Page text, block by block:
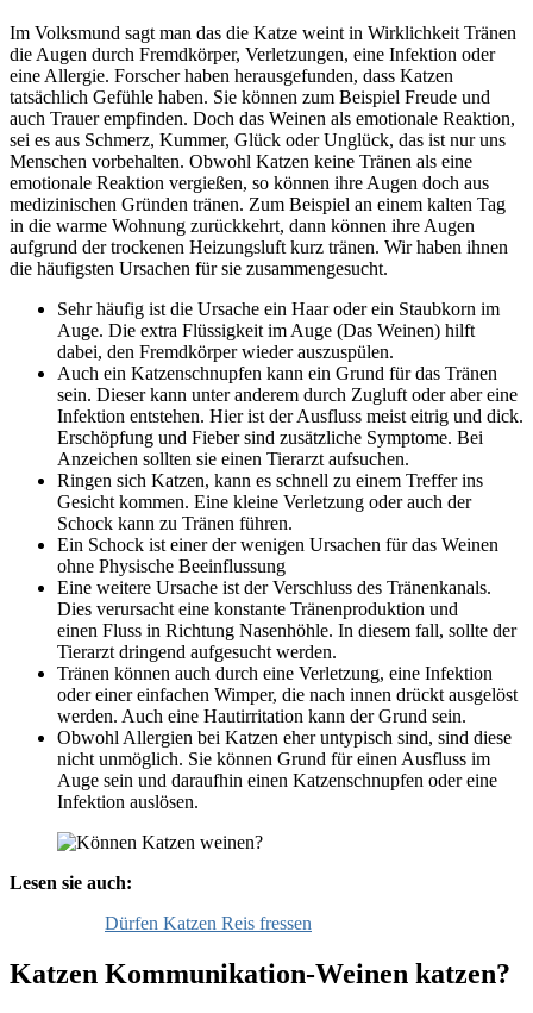
Im Volksmund sagt man das die Katze weint in Wirklichkeit Tränen
die Augen durch Fremdkörper, Verletzungen, eine Infektion oder
eine Allergie. Forscher haben herausgefunden, dass Katzen
tatsächlich Gefühle haben. Sie können zum Beispiel Freude und
auch Trauer empfinden. Doch das Weinen als emotionale Reaktion,
sei es aus Schmerz, Kummer, Glück oder Unglück, das ist nur uns
Menschen vorbehalten. Obwohl Katzen keine Tränen als eine
emotionale Reaktion vergießen, so können ihre Augen doch aus
medizinischen Gründen tränen. Zum Beispiel an einem kalten Tag
in die warme Wohnung zurückkehrt, dann können ihre Augen
aufgrund der trockenen Heizungsluft kurz tränen. Wir haben ihnen
die häufigsten Ursachen für sie zusammengesucht.
Sehr häufig ist die Ursache ein Haar oder ein Staubkorn im
Auge. Die extra Flüssigkeit im Auge (Das Weinen) hilft
dabei, den Fremdkörper wieder auszuspülen.
Auch ein Katzenschnupfen kann ein Grund für das Tränen
sein. Dieser kann unter anderem durch Zugluft oder aber eine
Infektion entstehen. Hier ist der Ausfluss meist eitrig und dick.
Erschöpfung und Fieber sind zusätzliche Symptome. Bei
Anzeichen sollten sie einen Tierarzt aufsuchen.
Ringen sich Katzen, kann es schnell zu einem Treffer ins
Gesicht kommen. Eine kleine Verletzung oder auch der
Schock kann zu Tränen führen.
Ein Schock ist einer der wenigen Ursachen für das Weinen
ohne Physische Beeinflussung
Eine weitere Ursache ist der Verschluss des Tränenkanals.
Dies verursacht eine konstante Tränenproduktion und
einen Fluss in Richtung Nasenhöhle. In diesem fall, sollte der
Tierarzt dringend aufgesucht werden.
Tränen können auch durch eine Verletzung, eine Infektion
oder einer einfachen Wimper, die nach innen drückt ausgelöst
werden. Auch eine Hautirritation kann der Grund sein.
Obwohl Allergien bei Katzen eher untypisch sind, sind diese
nicht unmöglich. Sie können Grund für einen Ausfluss im
Auge sein und daraufhin einen Katzenschnupfen oder eine
Infektion auslösen.
Lesen sie auch:
Dürfen Katzen Reis fressen
Katzen Kommunikation-Weinen katzen?